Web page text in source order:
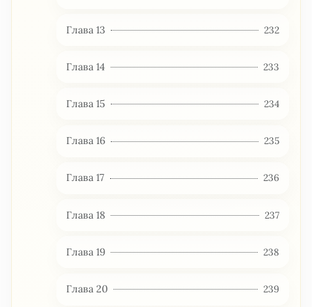
Глава 13 232
Глава 14 233
Глава 15 234
Глава 16 235
Глава 17 236
Глава 18 237
Глава 19 238
Глава 20 239